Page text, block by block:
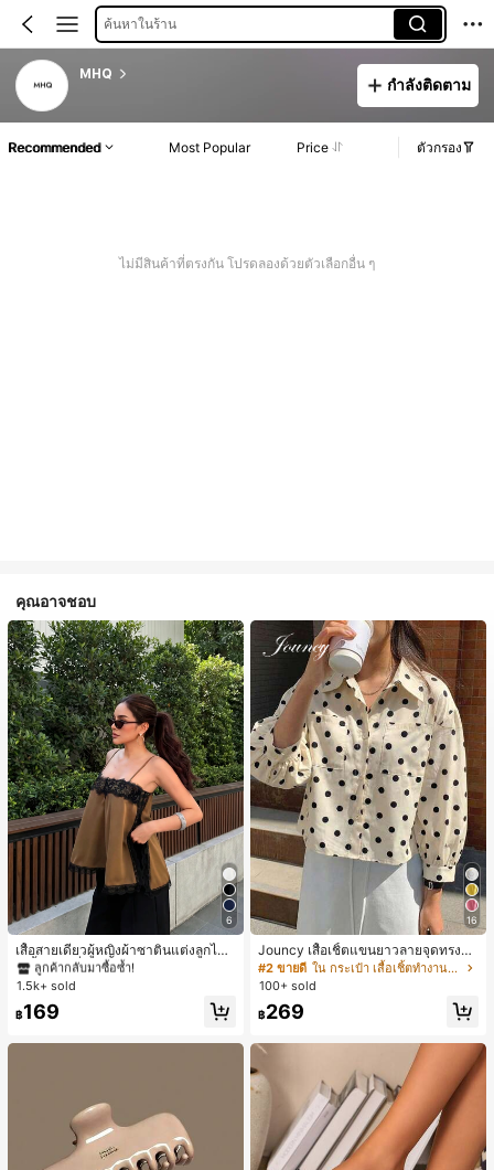
ค้นหาในร้าน
MHQ
กำลังติดตาม
Recommended Most Popular Price ตัวกรอง
ไม่มีสินค้าที่ตรงกัน โปรดลองด้วยตัวเลือกอื่น ๆ
คุณอาจชอบ
6
เสื้อสายเดี่ยวผู้หญิงผ้าซาตินแต่งลูกไม้
- เสื้อสายเดี่ยวฤดูร้อนสีคากีมีรอยผ่าด้า
นข้างที่น่าดึงดูดแบบสบายๆ
ใน สีกากี เสื้อสตรี เสื้อเบลาส์ & Tee
ลูกค้ากลับมาซื้อซ้ำ!
#1 ขายดี
ใน สีกากี เสื้อสตรี เสื้อเบลาส์ & Tee
ลูกค้ากลับมาซื้อซ้ำ!
#1 ขายดี
ใน สีกากี เสื้อสตรี เสื้อเบลาส์ & Tee
ลูกค้ากลับมาซื้อซ้ำ!
#1 ขายดี
ลูกค้ากลับมาซื้อซ้ำ!
1.5k+ sold
฿169
16
Jouncy เสื้อเชิ้ตแขนยาวลายจุดทรงหล
วมสำหรับผู้หญิง
#2 ขายดี
ใน กระเป๋า เสื้อเชิ้ตทำงานมีกระเป๋า
100+ sold
฿269